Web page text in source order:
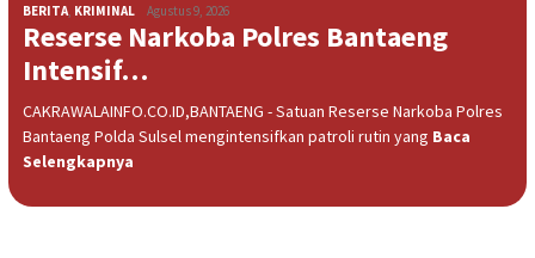
BERITA KRIMINAL Agustus 9, 2026
Reserse Narkoba Polres Bantaeng
Intensif…
CAKRAWALAINFO.CO.ID,BANTAENG - Satuan Reserse Narkoba Polres
Bantaeng Polda Sulsel mengintensifkan patroli rutin yang Baca
Selengkapnya